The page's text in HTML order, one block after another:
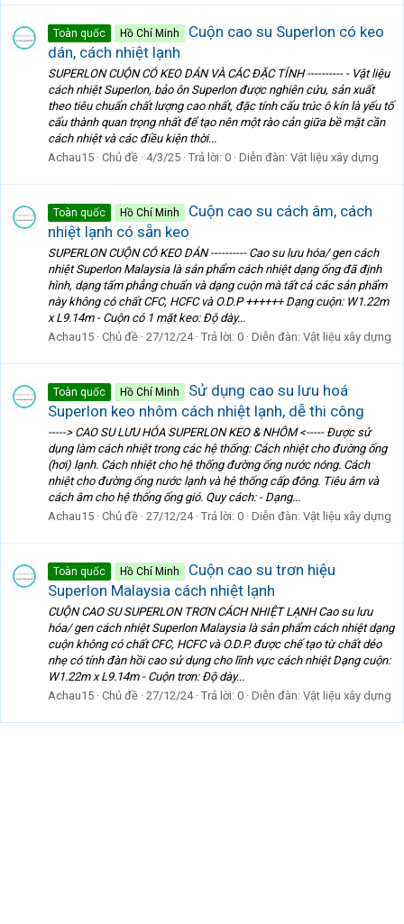
Toàn quốc Hồ Chí Minh
Cuộn cao su Superlon có keo
dán, cách nhiệt lạnh
SUPERLON CUỘN CÓ KEO DÁN VÀ CÁC ĐẶC TÍNH ---------- - Vật liệu
cách nhiệt Superlon, bảo ôn Superlon được nghiên cứu, sản xuất
theo tiêu chuẩn chất lượng cao nhất, đặc tính cấu trúc ô kín là yếu tố
cấu thành quan trọng nhất để tạo nên một rào cản giữa bề mặt cần
cách nhiệt và các điều kiện thời...
Achau15 Chủ đề 4/3/25 Trả lời: 0 Diễn đàn: Vật liệu xây dựng
Toàn quốc Hồ Chí Minh
Cuộn cao su cách âm, cách
nhiệt lạnh có sẵn keo
SUPERLON CUỘN CÓ KEO DÁN ---------- Cao su lưu hóa/ gen cách
nhiệt Superlon Malaysia là sản phẩm cách nhiệt dạng ống đã định
hình, dạng tấm phẳng chuẩn và dạng cuộn mà tất cả các sản phẩm
này không có chất CFC, HCFC và O.D.P ++++++ Dạng cuộn: W1.22m
x L9.14m - Cuộn có 1 mặt keo: Độ dày...
Achau15 Chủ đề 27/12/24 Trả lời: 0 Diễn đàn: Vật liệu xây dựng
Toàn quốc Hồ Chí Minh
Sử dụng cao su lưu hoá
Superlon keo nhôm cách nhiệt lạnh, dễ thi công
-----> CAO SU LƯU HÓA SUPERLON KEO & NHÔM <----- Được sử
dụng làm cách nhiệt trong các hệ thống: Cách nhiệt cho đường ống
(hơi) lạnh. Cách nhiệt cho hệ thống đường ống nước nóng. Cách
nhiệt cho đường ống nước lạnh và hệ thống cấp đông. Tiêu âm và
cách âm cho hệ thống ống gió. Quy cách: - Dạng...
Achau15 Chủ đề 27/12/24 Trả lời: 0 Diễn đàn: Vật liệu xây dựng
Toàn quốc Hồ Chí Minh
Cuộn cao su trơn hiệu
Superlon Malaysia cách nhiệt lạnh
CUỘN CAO SU SUPERLON TRƠN CÁCH NHIỆT LẠNH Cao su lưu
hóa/ gen cách nhiệt Superlon Malaysia là sản phẩm cách nhiệt dạng
cuộn không có chất CFC, HCFC và O.D.P. được chế tạo từ chất dẻo
nhẹ có tính đàn hồi cao sử dụng cho lĩnh vực cách nhiệt Dạng cuộn:
W1.22m x L9.14m - Cuộn trơn: Độ dày...
Achau15 Chủ đề 27/12/24 Trả lời: 0 Diễn đàn: Vật liệu xây dựng